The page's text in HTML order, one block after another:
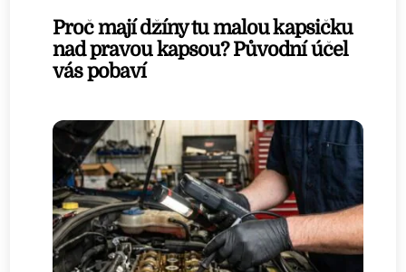
Proč mají džíny tu malou kapsičku
nad pravou kapsou? Původní účel
vás pobaví